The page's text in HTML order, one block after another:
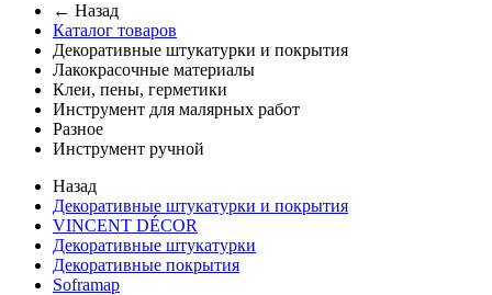
← Назад
Каталог товаров
Декоративные штукатурки и покрытия
Лакокрасочные материалы
Клеи, пены, герметики
Инструмент для малярных работ
Разное
Инструмент ручной
Назад
Декоративные штукатурки и покрытия
VINCENT DÉCOR
Декоративные штукатурки
Декоративные покрытия
Soframap